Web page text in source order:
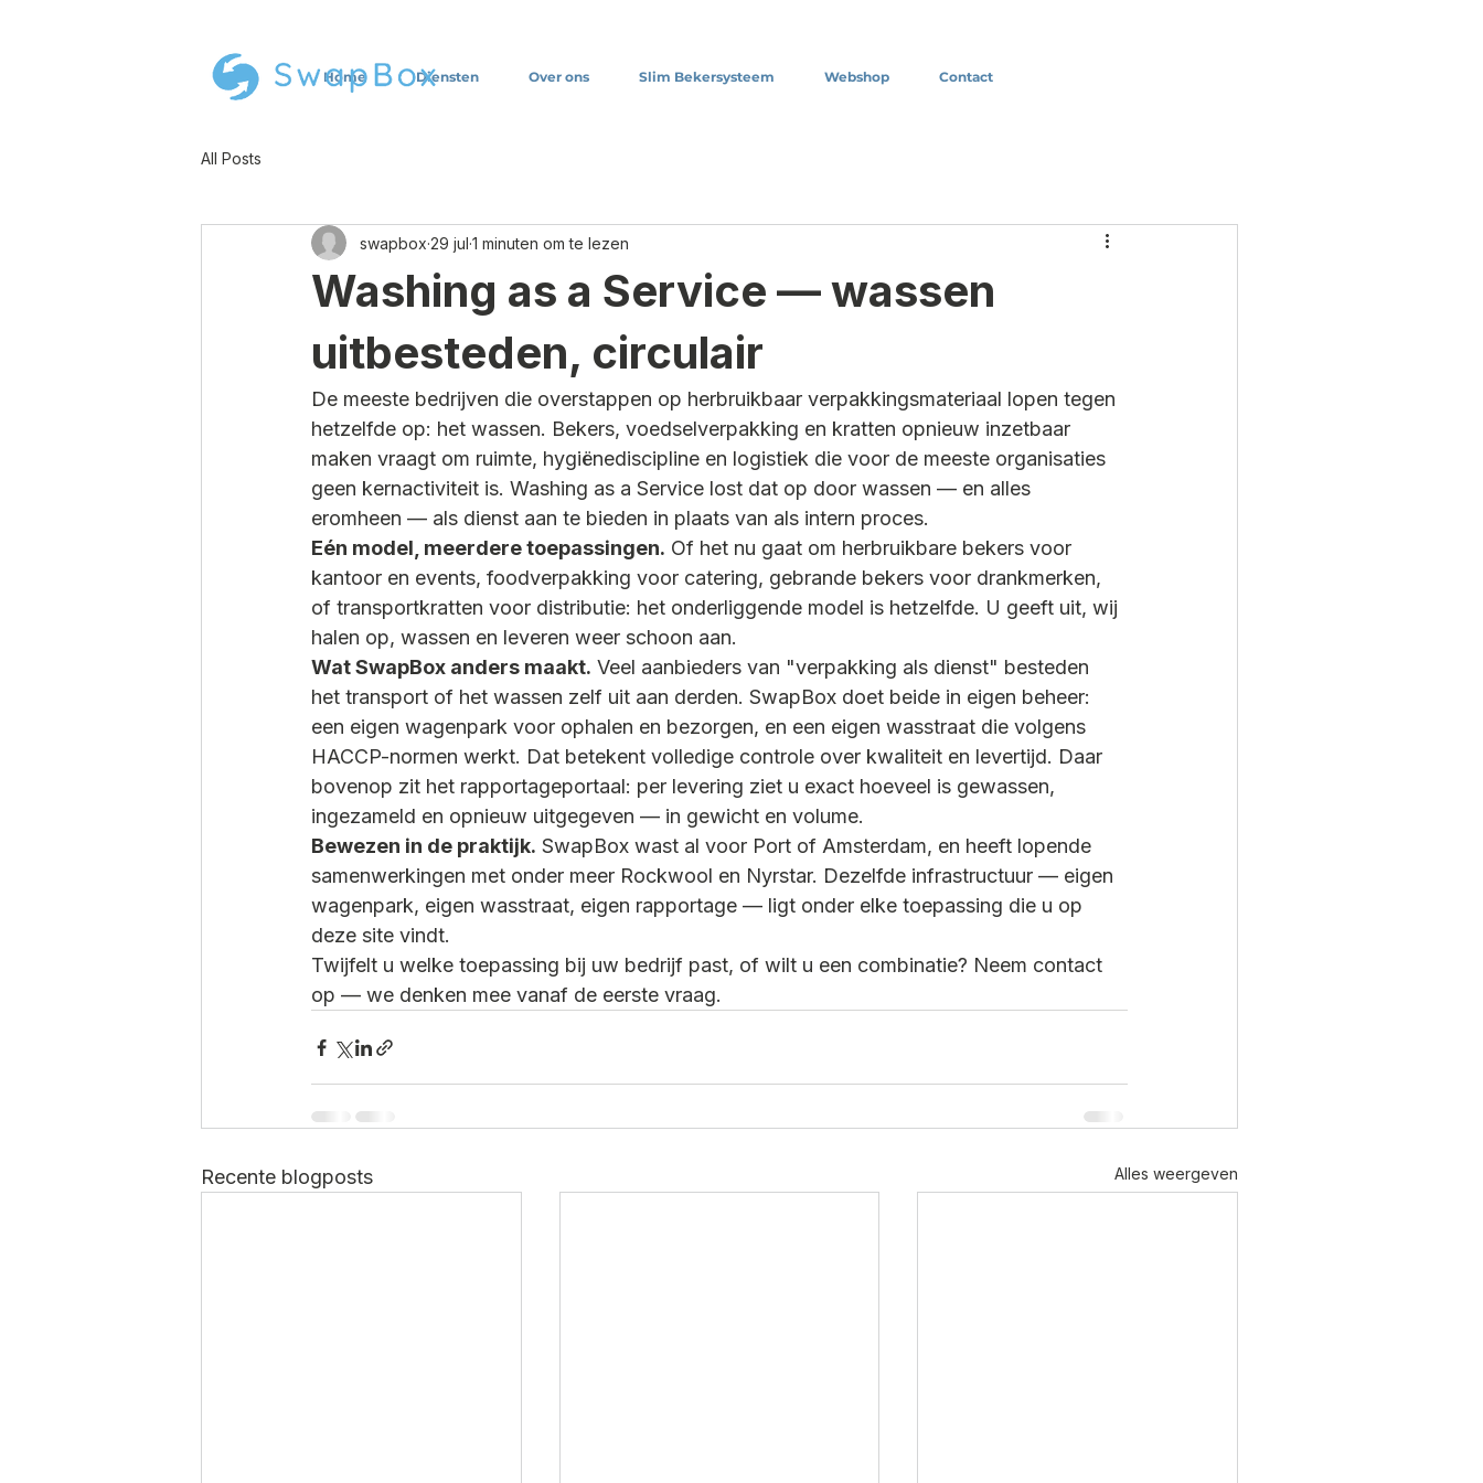
Home Diensten Over ons Slim Bekersysteem Webshop Contact
All Posts
Washing as a Service — wassen
uitbesteden, circulair
swapbox 29 jul 1 minuten om te lezen
De meeste bedrijven die overstappen op herbruikbaar verpakkingsmateriaal lopen tegen
hetzelfde op: het wassen. Bekers, voedselverpakking en kratten opnieuw inzetbaar
maken vraagt om ruimte, hygiënediscipline en logistiek die voor de meeste organisaties
geen kernactiviteit is. Washing as a Service lost dat op door wassen — en alles
eromheen — als dienst aan te bieden in plaats van als intern proces.
Eén model, meerdere toepassingen. Of het nu gaat om herbruikbare bekers voor
kantoor en events, foodverpakking voor catering, gebrande bekers voor drankmerken,
of transportkratten voor distributie: het onderliggende model is hetzelfde. U geeft uit, wij
halen op, wassen en leveren weer schoon aan.
Wat SwapBox anders maakt. Veel aanbieders van "verpakking als dienst" besteden
het transport of het wassen zelf uit aan derden. SwapBox doet beide in eigen beheer:
een eigen wagenpark voor ophalen en bezorgen, en een eigen wasstraat die volgens
HACCP-normen werkt. Dat betekent volledige controle over kwaliteit en levertijd. Daar
bovenop zit het rapportageportaal: per levering ziet u exact hoeveel is gewassen,
ingezameld en opnieuw uitgegeven — in gewicht en volume.
Bewezen in de praktijk. SwapBox wast al voor Port of Amsterdam, en heeft lopende
samenwerkingen met onder meer Rockwool en Nyrstar. Dezelfde infrastructuur — eigen
wagenpark, eigen wasstraat, eigen rapportage — ligt onder elke toepassing die u op
deze site vindt.
Twijfelt u welke toepassing bij uw bedrijf past, of wilt u een combinatie? Neem contact
op — we denken mee vanaf de eerste vraag.
Recente blogposts Alles weergeven